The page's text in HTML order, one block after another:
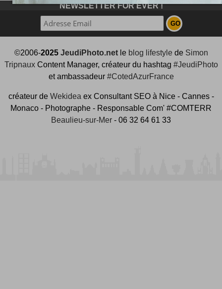
NEWSLETTER FOR EVER !
©2006-2025 JeudiPhoto.netle blog lifestylede Simon
TripnauxContent Manager, créateur du hashtag #JeudiPhoto
et ambassadeur #CotedAzurFrance
créateur de Wekidea ex Consultant SEO à Nice - Cannes -
Monaco - Photographe - Responsable Com' #COMTERR
Beaulieu-sur-Mer - 06 32 64 61 33